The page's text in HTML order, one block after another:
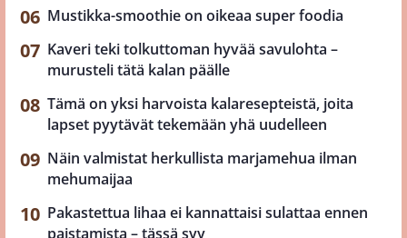
Mustikka-smoothie on oikeaa super foodia
Kaveri teki tolkuttoman hyvää savulohta –
murusteli tätä kalan päälle
Tämä on yksi harvoista kalaresepteistä, joita
lapset pyytävät tekemään yhä uudelleen
Näin valmistat herkullista marjamehua ilman
mehumaijaa
Pakastettua lihaa ei kannattaisi sulattaa ennen
paistamista – tässä syy